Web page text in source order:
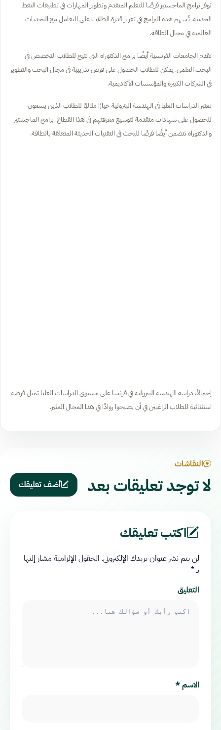
توفر برامج الماجستير فرصًا للتعلم المتقدم وتطوير المهارات في تطبيقات النفط
الحديثة. تُسهم هذه البرامج في تعزيز قدرة الطلاب على التعامل مع التحديات
العالمية في مجال الطاقة.
تقدم الجامعات الفرنسية أيضًا برامج الدكتوراه التي تتيح للطلاب التخصص في
البحث العلمي. يمكن للطلاب الحصول على فرص تدريبية في مجال البحث والتطوير
في الشركات الكبيرة والمؤسسات الأكاديمية.
تعتبر الدراسات العليا في الهندسة البترولية خيارًا مثاليًا للطلاب الذين يسعون
للحصول على شهادات متقدمة لتوسيع معرفتهم في هذا القطاع. برامج الماجستير
والدكتوراه تتضمن أيضًا فرصًا للبحث في التقنيات الحديثة المتعلقة بالطاقة.
إجمالاً، دراسة الهندسة البترولية في فرنسا على مستوى الدراسات العليا تمثل فرصة
استثنائية للطلاب الراغبين في أن يصبحوا روادًا في هذا المجال المثير.
النقاشات
لا توجد تعليقات بعد أضف تعليقك
اكتب تعليقك
لن يتم نشر عنوان بريدك الإلكتروني. الحقول الإلزامية مشار إليها
بـ*
التعليق
الاسم*